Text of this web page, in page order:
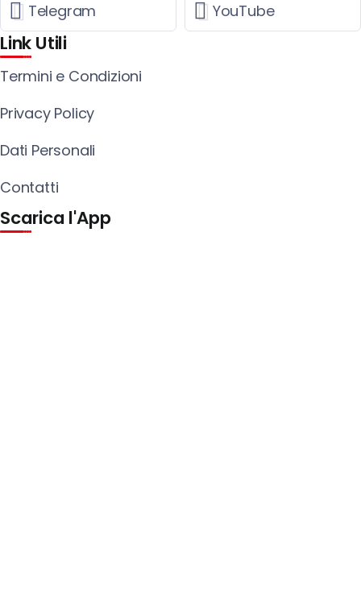
Telegram YouTube
Link Utili
Termini e Condizioni
Privacy Policy
Dati Personali
Contatti
Scarica l'App